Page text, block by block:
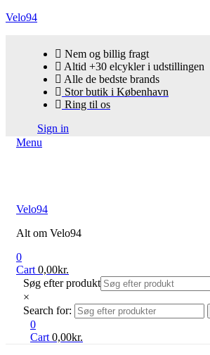
Velo94
Nem og billig fragt
Altid +30 elcykler i udstillingen
Alle de bedste brands
Stor butik i København
Ring til os
Sign in
Menu
Velo94
Alt om Velo94
0
Cart 0,00kr.
Søg efter produkt
×
Search for:
0
Cart 0,00kr.